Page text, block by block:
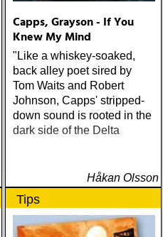
Capps, Grayson - If You
Knew My Mind
"Like a whiskey-soaked,
back alley poet sired by
Tom Waits and Robert
Johnson, Capps' stripped-
down sound is rooted in the
dark side of the Delta
Håkan Olsson
Tips